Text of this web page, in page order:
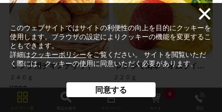
このウェブサイトではサイトの利便性の向上を目的にクッキーを
使用します。ブラウザの設定によりクッキーの機能を変更するこ
ともできます。
詳細はクッキーポリシーをご覧ください。 サイトを閲覧いただ
く際には、クッキーの使用に同意いただく必要があります。
同意する
レンジ用チキンナゲット
２４０ｇ
¥890(税込)
カートに入れる
レンジで簡単！オムライ…
２２０ｇ
¥700
カートに入れる
カテゴリ一覧 商品を探す マイページ カート
0
電話